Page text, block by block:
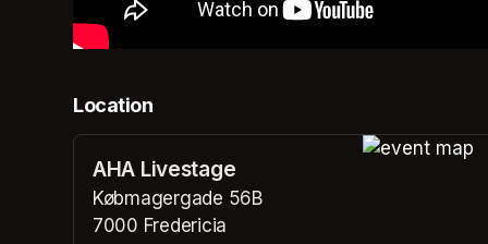
Location
AHA Livestage
Købmagergade 56B
7000 Fredericia